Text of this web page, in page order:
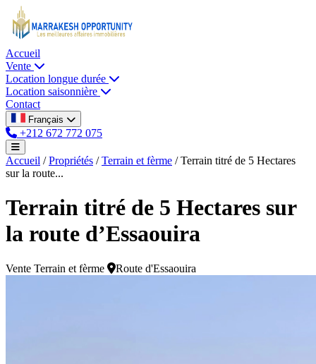
Accueil
Vente
Location longue durée
Location saisonnière
Contact
Français
+212 672 772 075
Accueil / Propriétés / Terrain et fèrme / Terrain titré de 5 Hectares
sur la route...
Terrain titré de 5 Hectares sur
la route d’Essaouira
Vente Terrain et fèrme Route d'Essaouira